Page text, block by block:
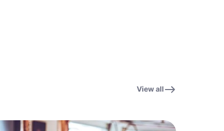
View all